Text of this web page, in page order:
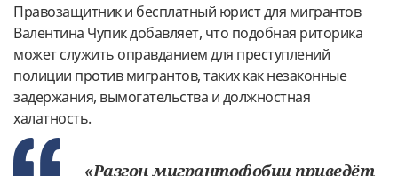
Правозащитник и бесплатный юрист для мигрантов
Валентина Чупик добавляет, что подобная риторика
может служить оправданием для преступлений
полиции против мигрантов, таких как незаконные
задержания, вымогательства и должностная
халатность.
«Разгон мигрантофобии приведёт